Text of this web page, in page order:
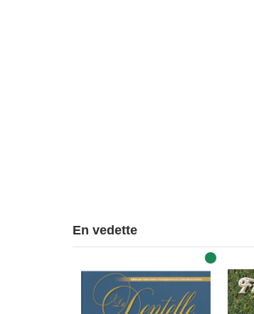
En vedette